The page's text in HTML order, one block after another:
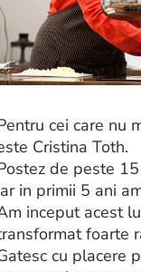
cei care nu
Cristina Toth.
de peste
in primii 5 ani
inceput acest
foarte
cu placere